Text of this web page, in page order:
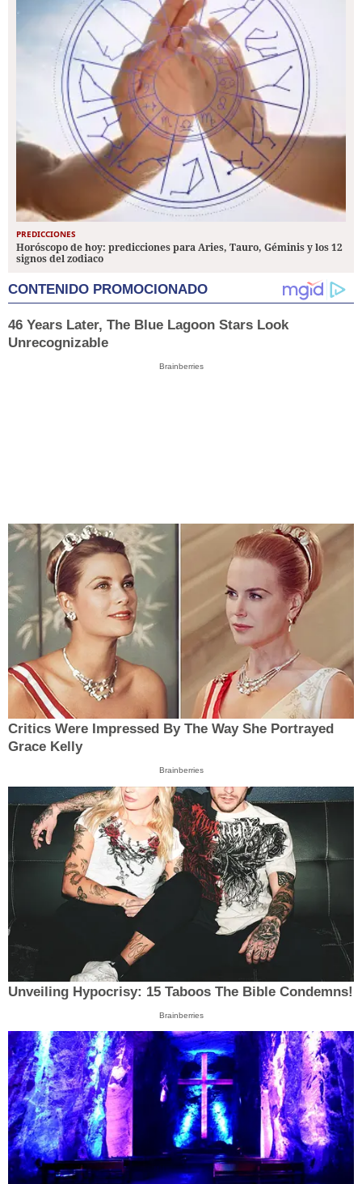
PREDICCIONES
Horóscopo de hoy: predicciones para Aries, Tauro, Géminis y los 12
signos del zodiaco
CONTENIDO PROMOCIONADO
46 Years Later, The Blue Lagoon Stars Look
Unrecognizable
Brainberries
Critics Were Impressed By The Way She Portrayed
Grace Kelly
Brainberries
Unveiling Hypocrisy: 15 Taboos The Bible Condemns!
Brainberries